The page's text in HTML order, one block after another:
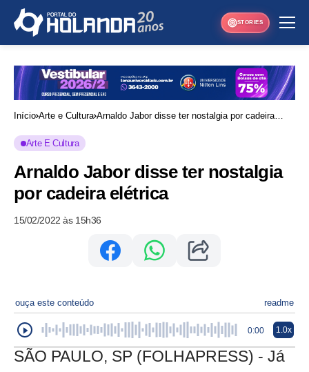
STORIES
Início Arte e Cultura Arnaldo Jabor disse ter nostalgia por cadeira
Arte E Cultura
Arnaldo Jabor disse ter nostalgia
por cadeira elétrica
15/02/2022 às 15h36
ouça este conteúdo readme
0:00 1.0x
SÃO PAULO, SP (FOLHAPRESS) - Já